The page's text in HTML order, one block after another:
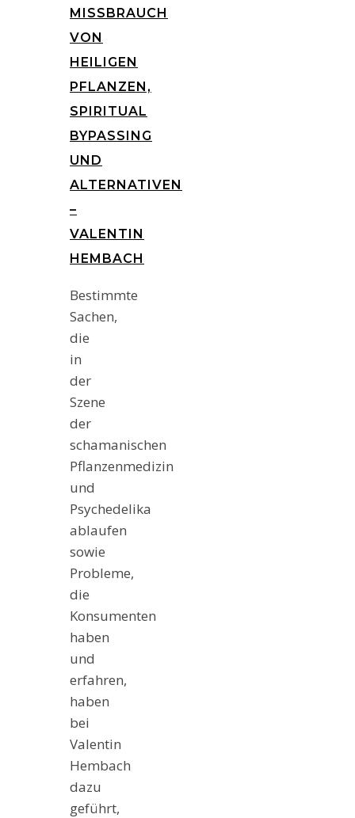
MISSBRAUCH
VON
HEILIGEN
PFLANZEN,
SPIRITUAL
BYPASSING
UND
ALTERNATIVEN
–
VALENTIN
HEMBACH
Bestimmte
Sachen,
die
in
der
Szene
der
schamanischen
Pflanzenmedizin
und
Psychedelika
ablaufen
sowie
Probleme,
die
Konsumenten
haben
und
erfahren,
haben
bei
Valentin
Hembach
dazu
geführt,